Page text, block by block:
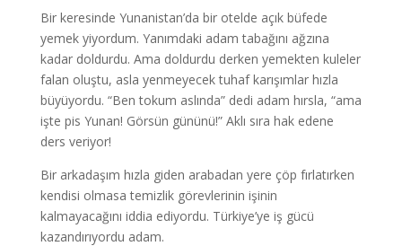
Bir keresinde Yunanistan’da bir otelde açık büfede
yemek yiyordum. Yanımdaki adam tabağını ağzına
kadar doldurdu. Ama doldurdu derken yemekten kuleler
falan oluştu, asla yenmeyecek tuhaf karışımlar hızla
büyüyordu. “Ben tokum aslında” dedi adam hırsla, “ama
işte pis Yunan! Görsün gününü!” Aklı sıra hak edene
ders veriyor!
Bir arkadaşım hızla giden arabadan yere çöp fırlatırken
kendisi olmasa temizlik görevlerinin işinin
kalmayacağını iddia ediyordu. Türkiye’ye iş gücü
kazandırıyordu adam.